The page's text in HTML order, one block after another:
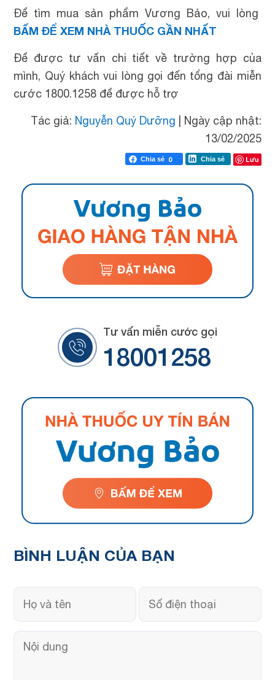
Để tìm mua sản phẩm Vương Bảo, vui lòng
BẤM ĐỂ XEM NHÀ THUỐC GẦN NHẤT
Để được tư vấn chi tiết về trường hợp của
mình, Quý khách vui lòng gọi đến tổng đài miễn
cước 1800.1258 để được hỗ trợ
Tác giả: Nguyễn Quý Dưỡng
Ngày cập nhật:
13/02/2025
Chia sẻ 0 Chia sẻ Lưu
Tư vấn miễn cước gọi
18001258
BÌNH LUẬN CỦA BẠN